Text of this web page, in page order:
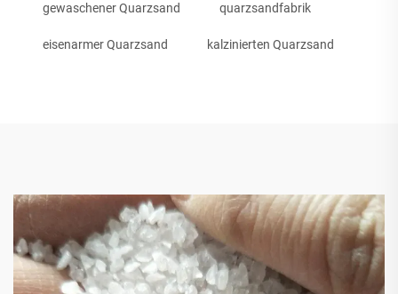
gewaschener Quarzsand quarzsandfabrik
eisenarmer Quarzsand kalzinierten Quarzsand